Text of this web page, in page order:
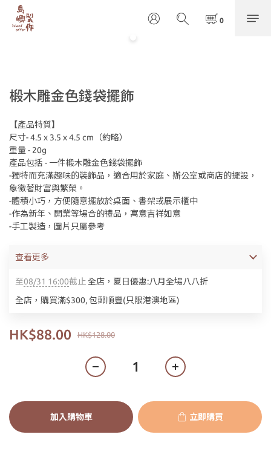
椴木雕金色錢袋擺飾
【產品特質】
尺寸- 4.5 x 3.5 x 4.5 cm（約略）
重量 - 20g
產品包括 - 一件椴木雕金色錢袋擺飾
-獨特而充滿趣味的裝飾品，適合用於家庭、辦公室或商店的擺設，
象徵著財富與繁榮。
-體積小巧，方便隨意擺放於桌面、書架或展示櫃中
-作為新年、開業等場合的禮品，寓意吉祥如意
-手工製造，圖片只屬參考
至08/31 16:00截止全店，夏日優惠:八月全場八八折
全店，購買滿$300, 包郵順豐(只限港澳地區)
查看更多
HK$128.00
HK$88.00
加入購物車 立即購買